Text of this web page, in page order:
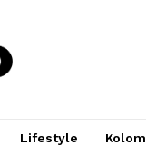
Lifestyle Kolom